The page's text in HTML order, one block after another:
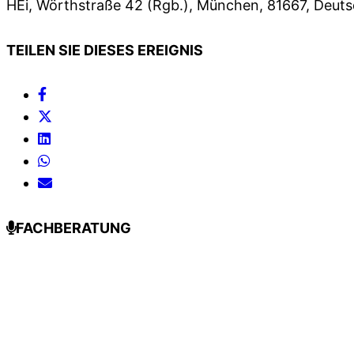
HEi, Wörthstraße 42 (Rgb.), München, 81667,
TEILEN SIE DIESES EREIGNIS
FACHBERATUNG